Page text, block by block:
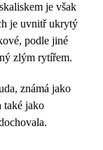
je však
je uvnitř ukrytý
podle jiné
zlým rytířem.
známá jako
také jako